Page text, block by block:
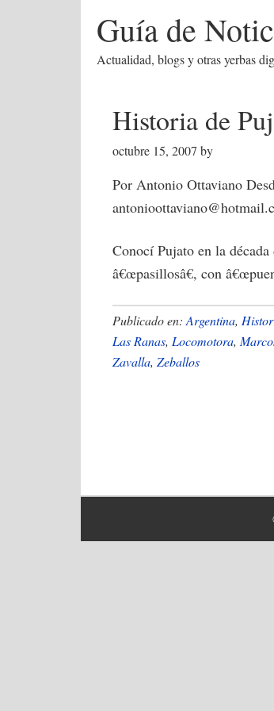
Guía de
Actualidad, blogs y otras yerbas
Historia de
octubre 15, 2007 by
Por Antonio Ottaviano
Conocí Pujato en la
â€œpasillosâ€, con
Publicado en: Argentina,
Las Ranas, Locomotora,
Zavalla, Zeballos